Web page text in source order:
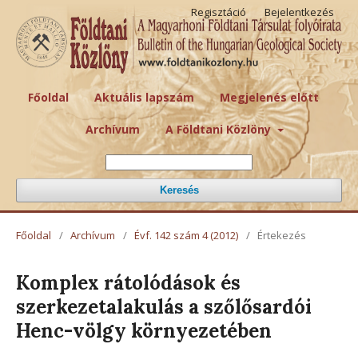
Főoldal Aktuális lapszám Megjelenés előtt
Archívum A Földtani Közlöny
Keresés
Regisztáció Bejelentkezés
Főoldal / Archívum / Évf. 142 szám 4 (2012) / Értekezés
Komplex rátolódások és
szerkezetalakulás a szőlősardói
Henc-völgy környezetében